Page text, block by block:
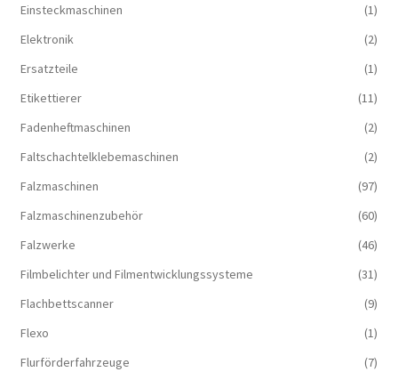
Einsteckmaschinen
(1)
Elektronik
(2)
Ersatzteile
(1)
Etikettierer
(11)
Fadenheftmaschinen
(2)
Faltschachtelklebemaschinen
(2)
Falzmaschinen
(97)
Falzmaschinenzubehör
(60)
Falzwerke
(46)
Filmbelichter und Filmentwicklungssysteme
(31)
Flachbettscanner
(9)
Flexo
(1)
Flurförderfahrzeuge
(7)